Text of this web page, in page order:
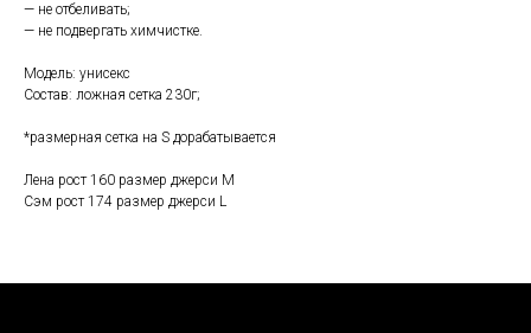
— не отбеливать;
— не подвергать химчистке.
Модель: унисекс
Состав: ложная сетка 230г;
*размерная сетка на S дорабатывается
Лена рост 160 размер джерси M
Сэм рост 174 размер джерси L